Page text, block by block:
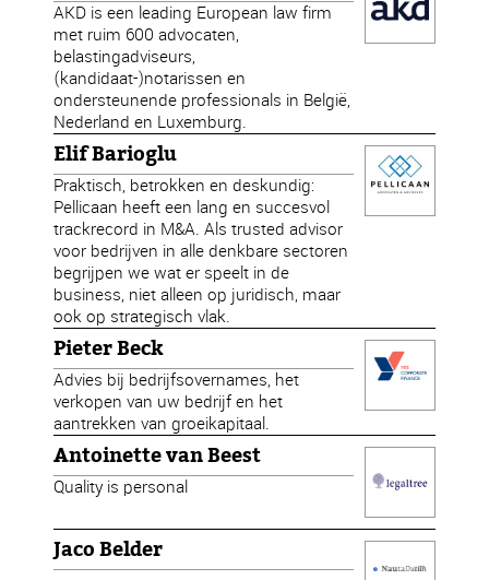
AKD is een leading European law firm
met ruim 600 advocaten,
belastingadviseurs,
(kandidaat-)notarissen en
ondersteunende professionals in België,
Nederland en Luxemburg.
Elif Barioglu
Praktisch, betrokken en deskundig:
Pellicaan heeft een lang en succesvol
trackrecord in M&A. Als trusted advisor
voor bedrijven in alle denkbare sectoren
begrijpen we wat er speelt in de
business, niet alleen op juridisch, maar
ook op strategisch vlak.
Pieter Beck
Advies bij bedrijfsovernames, het
verkopen van uw bedrijf en het
aantrekken van groeikapitaal.
Antoinette van Beest
Quality is personal
Jaco Belder